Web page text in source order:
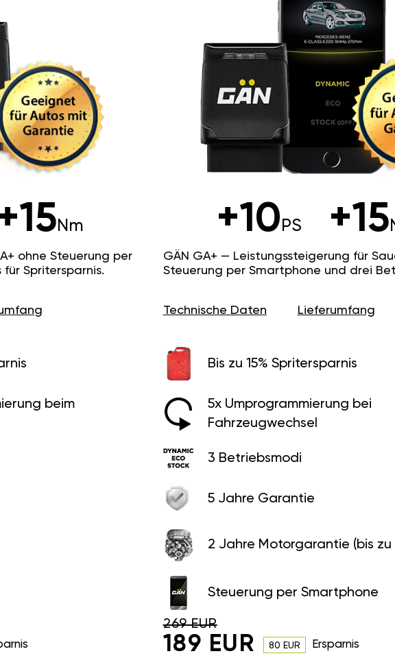
+10PS +15
GÄN GA+ — Leistungssteigerung für
Steuerung per Smartphone und drei
Technische Daten Lieferumfang
Bis zu 15% Spritersparnis
5x Umprogrammierung bei
Fahrzeugwechsel
3 Betriebsmodi
5 Jahre Garantie
2 Jahre Motorgarantie (bis zu
Steuerung per Smartphone
269 EUR
189 EUR 80 EUR Ersparnis
Nm
ohne Steuerung per
Spritersparnis.
beim